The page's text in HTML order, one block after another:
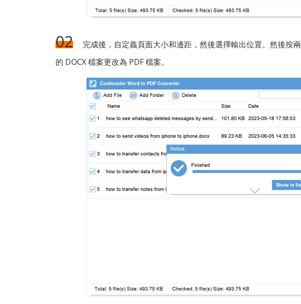
02 完成後，自定義頁面大小和邊距，然後選擇輸出位置。然後按兩
的 DOCX 檔案更改為 PDF 檔案。